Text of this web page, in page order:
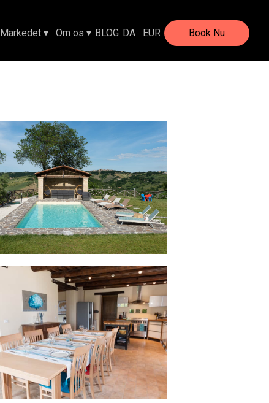
Markedet ▾ Om os ▾ BLOG DA EUR Book Nu